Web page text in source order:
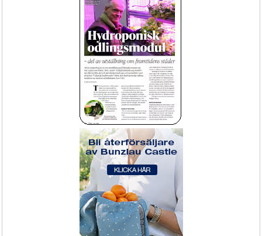
Elverk Honda EU22i inverter
Godkänt belastningsprov!
Bevattningstunnel för blomstervagnar
containervagnar CC
Uppvattning av plantor och brätten
ger ökad försäljning med miskat
Fran 1195,-
Transportvagn / CC-vagn /
Containervagn - basenhet inkl stolpar
exkl hyllplan
Inkl. hjul och stolpar.
Bevattning slang och strilar